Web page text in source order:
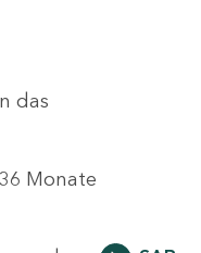
das
Monate